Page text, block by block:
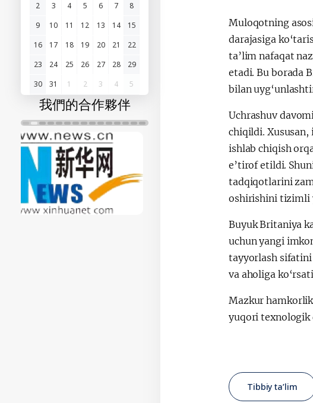
2
3 4 5 6 7
8
9
10 11 12 13 14
15
16
17 18 19 20 21
22
23
24 25 26 27 28
29
30
31 1 2 3 4 5
我們的合作夥伴
Muloqotning
darajasiga
ta’lim nafaqat
etadi. Bu borada
bilan
Uchrashuv
chiqildi.
ishlab chiqish
e’tirof etildi.
tadqiqotlarini
oshirishini tizimli
Buyuk Britaniya
uchun yangi
tayyorlash
va aholiga
Mazkur
yuqori texnologik
Tibbiy ta’lim